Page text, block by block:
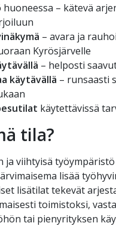
huoneessa – kätevä
– avara ja
Kyrösjärvelle
– helposti
käytävällä – runsaasti
käytettävissä
tila?
ja viihtyisä työympäristö
lisää
lisätilat tekevät
toimistoksi,
tai pienyrityksen